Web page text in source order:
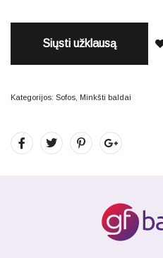
Siųsti užklausą
Kategorijos: Sofos Minkšti baldai